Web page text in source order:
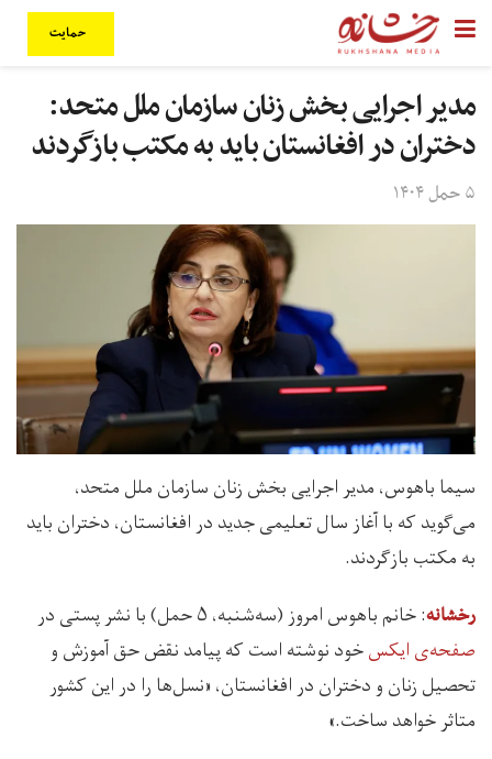
حمایت
مدیر اجرایی بخش زنان سازمان ملل متحد:
دختران در افغانستان باید به مکتب بازگردند
۵ حمل ۱۴۰۴
سیما باهوس، مدیر اجرایی بخش زنان سازمان ملل متحد،
می‌گوید که با آغاز سال تعلیمی جدید در افغانستان، دختران باید
به مکتب بازگردند.
رخشانه: خانم باهوس امروز (سه‌شنبه، ۵ حمل) با نشر پستی در
صفحه‌ی ایکسخود نوشته است که پیامد نقض حق آموزش و
تحصیل زنان و دختران در افغانستان، «نسل‌ها ‌را در این کشور
متاثر خواهد ساخت.»